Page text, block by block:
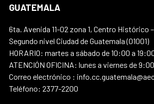
GUATEMALA
6ta. Avenida 11-02 zona 1, Centro Histórico
Segundo nivel Ciudad de Guatemala (01001)
HORARIO: martes a sábado de 10:00 a
ATENCIÓN OFICINA: lunes a viernes de
Correo electrónico :
Teléfono: 2377-2200